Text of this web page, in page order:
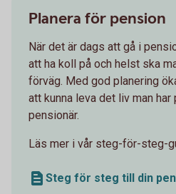
Planera för pension
När det är dags att gå i
att ha koll på och helst ska
förväg. Med god planering
att kunna leva det liv man har
pensionär.
Läs mer i vår steg-för-steg-
Steg för steg till din